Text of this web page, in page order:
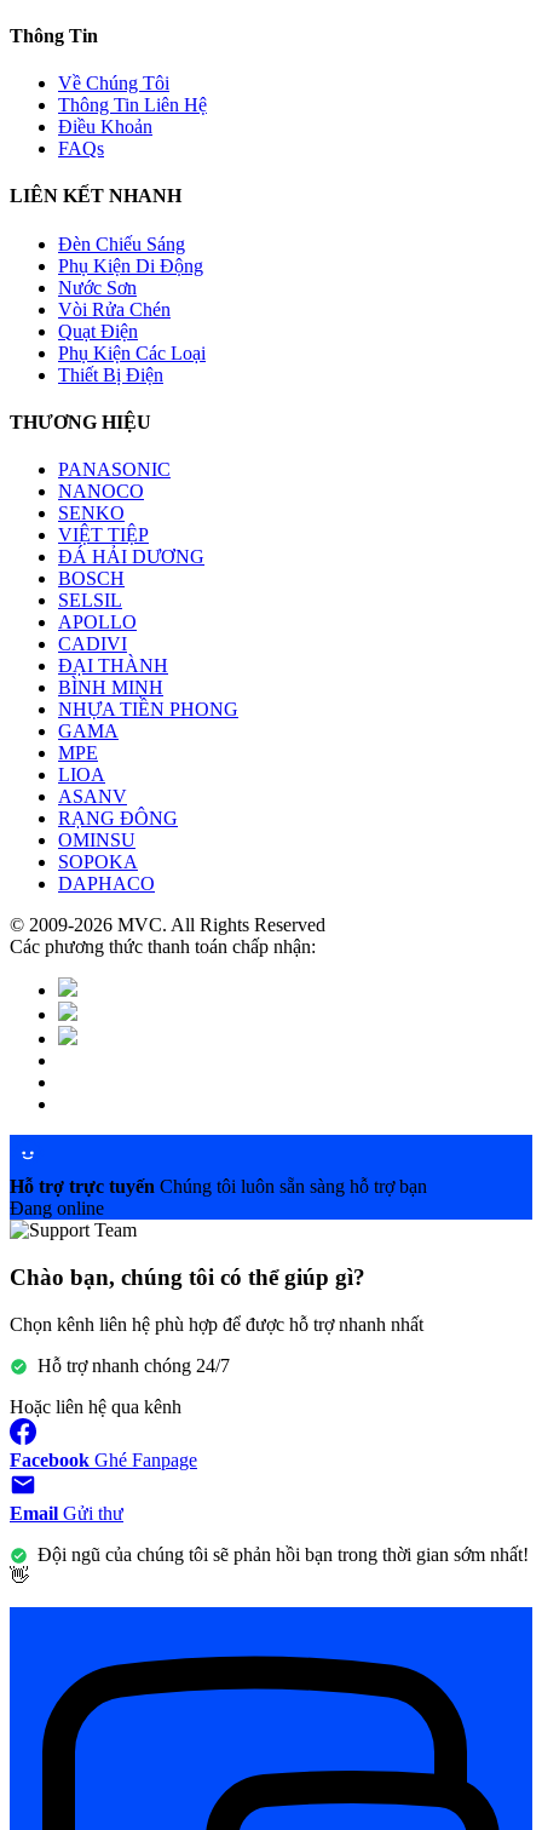
Thông Tin
Về Chúng Tôi
Thông Tin Liên Hệ
Điều Khoản
FAQs
LIÊN KẾT NHANH
Đèn Chiếu Sáng
Phụ Kiện Di Động
Nước Sơn
Vòi Rửa Chén
Quạt Điện
Phụ Kiện Các Loại
Thiết Bị Điện
THƯƠNG HIỆU
PANASONIC
NANOCO
SENKO
VIỆT TIỆP
ĐÁ HẢI DƯƠNG
BOSCH
SELSIL
APOLLO
CADIVI
ĐẠI THÀNH
BÌNH MINH
NHỰA TIỀN PHONG
GAMA
MPE
LIOA
ASANV
RẠNG ĐÔNG
OMINSU
SOPOKA
DAPHACO
© 2009-2026 MVC. All Rights Reserved
Các phương thức thanh toán chấp nhận:
Hỗ trợ trực tuyến Chúng tôi luôn sẵn sàng hỗ trợ bạn
Đang online
Chào bạn, chúng tôi có thể giúp gì?
Chọn kênh liên hệ phù hợp để được hỗ trợ nhanh nhất
Hỗ trợ nhanh chóng 24/7
Hoặc liên hệ qua kênh
Facebook Ghé Fanpage
Email Gửi thư
Đội ngũ của chúng tôi sẽ phản hồi bạn trong thời gian sớm nhất!
👋